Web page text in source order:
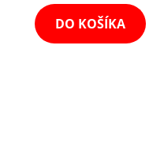
DO KOŠÍKA